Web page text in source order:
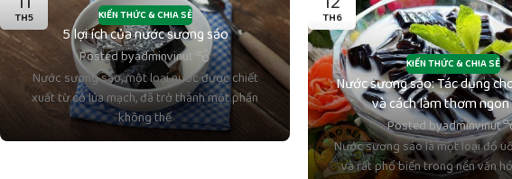
TH5 KIẾN THỨC & CHIA SẺ
5 lợi ích của nước sương sáo
Posted byadminvinut
Nước sương sáo, một loại nước được chiết
xuất từ cỏ lúa mạch, đã trở thành một phần
không thể
TH6
KIẾN THỨC & CHIA SẺ
Nước sương sáo: Tác dụng
và cách làm thơm
Posted byadminvinut
Nước sương sáo là một loại đồ
và rất phổ biến trong nền văn